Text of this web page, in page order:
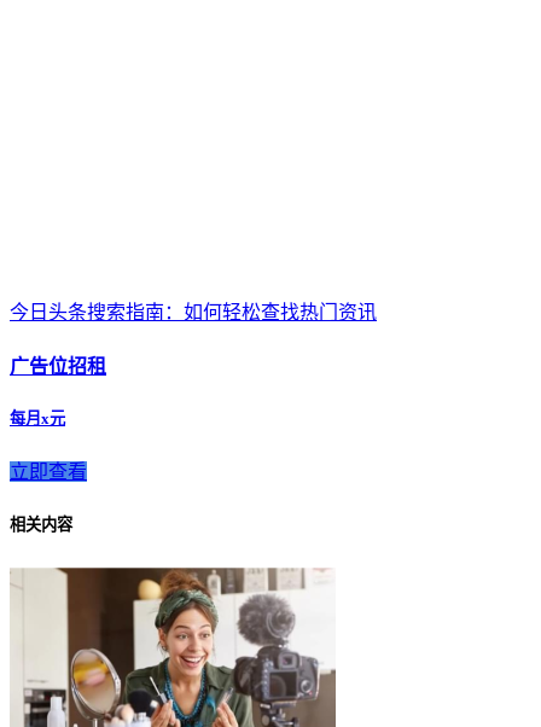
今日头条搜索指南：如何轻松查找热门资讯
广告位招租
每月x元
立即查看
相关内容